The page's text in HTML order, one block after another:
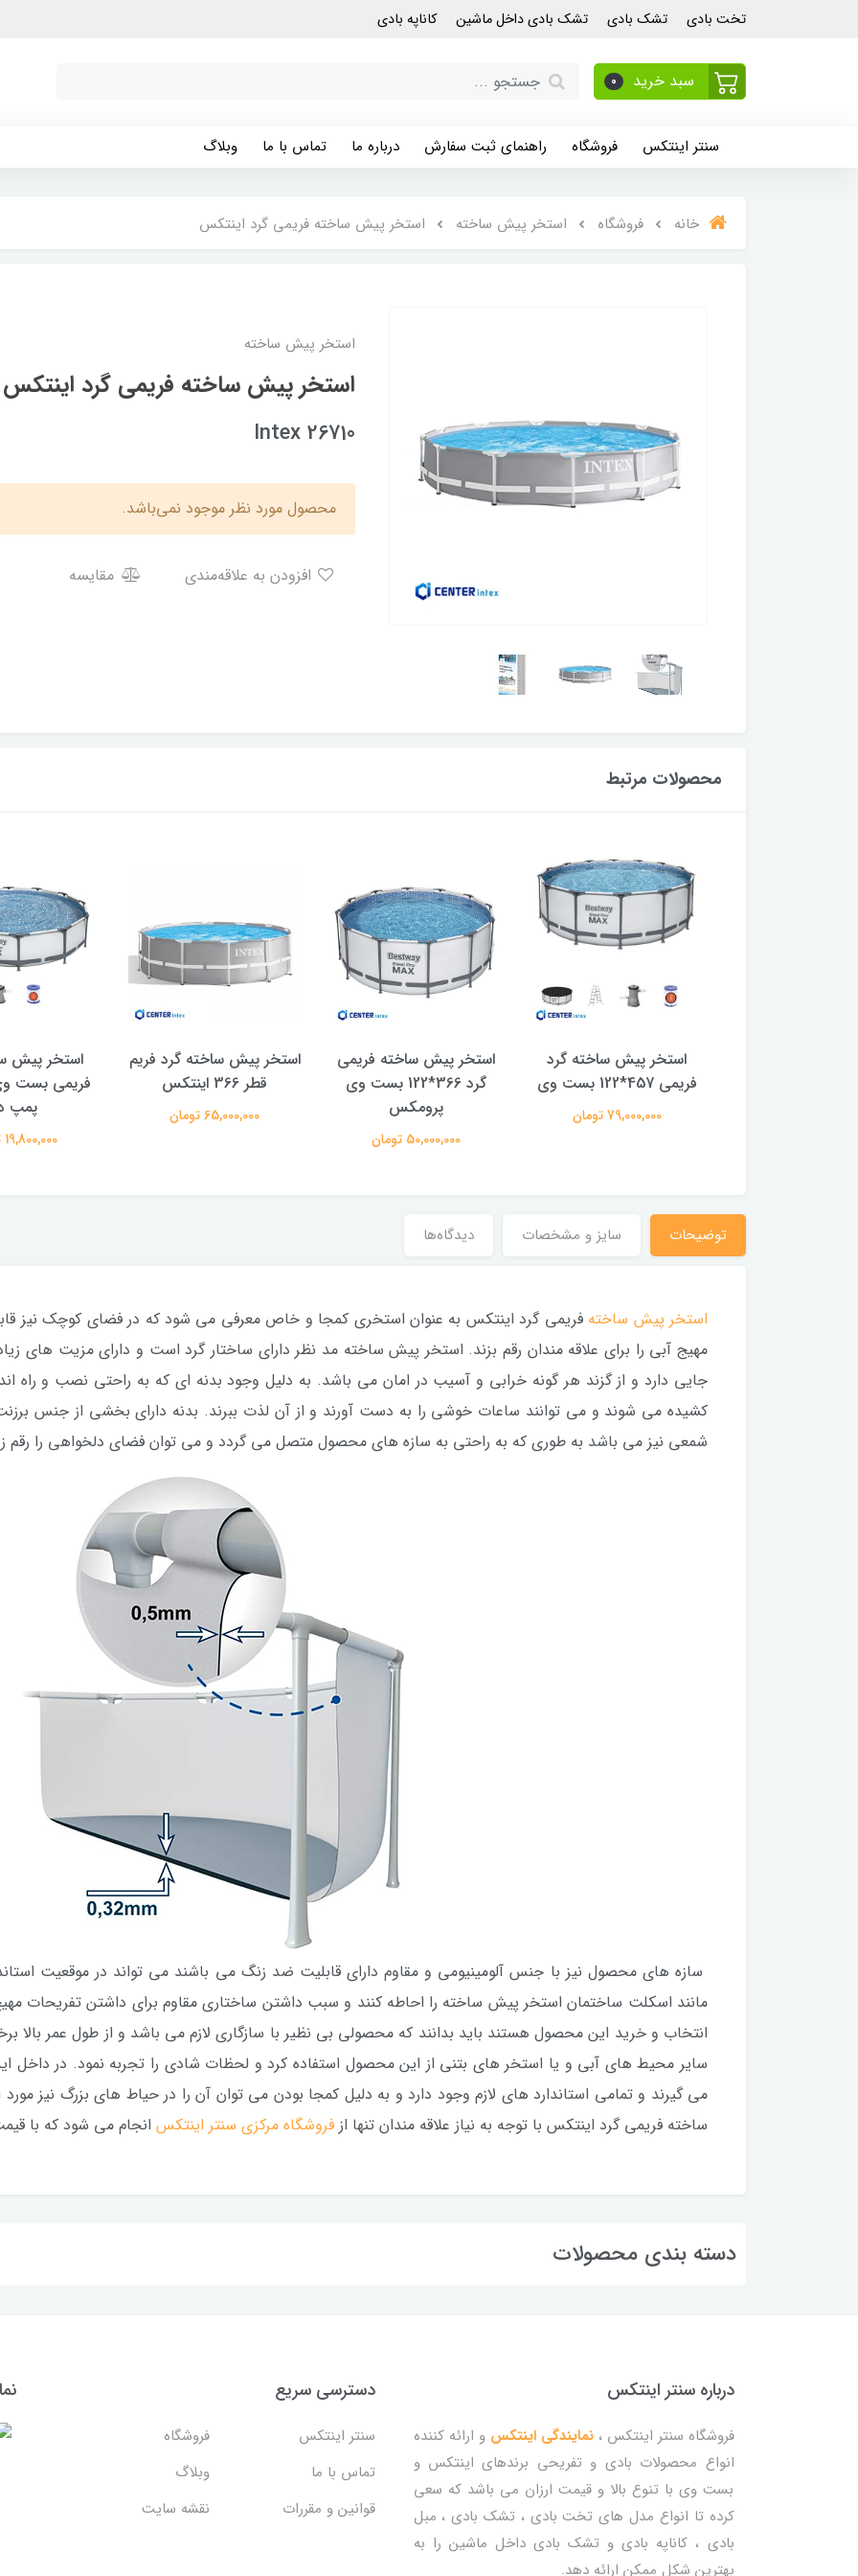
تخت بادی تشک بادی تشک بادی داخل ماشین کاناپه بادی
سبد خرید 0
سنتر اینتکس فروشگاه راهنمای ثبت سفارش درباره ما تماس با ما وبلاگ
خانه فروشگاه استخر پیش ساخته استخر پیش ساخته فریمی گرد اینتکس
استخر پیش ساخته
استخر پیش ساخته فریمی گرد اینتکس
Intex 26710
محصول مورد نظر موجود نمی‌باشد.
مقایسه
محصولات مرتبط
استخر پیش ساخته گرد
فریمی 457*122 بست وی
79,000,000 تومان
استخر پیش ساخته فریمی
گرد 366*122 بست وی
پرومکس
50,000,000 تومان
استخر پیش ساخته گرد فریم
قطر 366 اینتکس
65,000,000 تومان
استخر پیش
پمپ
19,800,000 تومان
توضیحات سایز و مشخصات دیدگاه‌ها
استخر پیش ساخته فریمی گرد اینتکس به عنوان استخری کمجا و خاص معرفی می شود که در فضای کوچک نیز
مهیج آبی را برای علاقه مندان رقم بزند. استخر پیش ساخته مد نظر دارای ساختار گرد است و دارای مزیت های
جایی دارد و از گزند هر گونه خرابی و آسیب در امان می باشد. به دلیل وجود بدنه ای که به راحتی نصب و راه
کشیده می شوند و می توانند ساعات خوشی را به دست آورند و از آن لذت ببرند. بدنه دارای بخشی از جنس برزنت
شمعی نیز می باشد به طوری که به راحتی به سازه های محصول متصل می گردد و می توان فضای دلخواهی را رقم
سازه های محصول نیز با جنس آلومینیومی و مقاوم دارای قابلیت ضد زنگ می باشند می تواند در موقعیت
مانند اسکلت ساختمان استخر پیش ساخته را احاطه کنند و سبب داشتن ساختاری مقاوم برای داشتن تفریحات
انتخاب و خرید این محصول هستند باید بدانند که محصولی بی نظیر با سازگاری لازم می باشد و از طول عمر بالا
سایر محیط های آبی و یا استخر های بتنی از این محصول استفاده کرد و لحظات شادی را تجربه نمود. در داخل
می گیرند و تمامی استاندارد های لازم وجود دارد و به دلیل کمجا بودن می توان آن را در حیاط های بزرگ نیز
ساخته فریمی گرد اینتکس با توجه به نیاز علاقه مندان تنها از فروشگاه مرکزی سنتر اینتکس انجام می شود که با
دسته بندی محصولات
درباره سنتر اینتکس
فروشگاه سنتر اینتکس ،نمایندگی اینتکس و ارائه کننده
انواع محصولات بادی و تفریحی برندهای اینتکس و
بست وی با تنوع بالا و قیمت ارزان می باشد که سعی
کرده تا انواع مدل های تخت بادی ، تشک بادی ، مبل
بادی ، کاناپه بادی و تشک بادی داخل ماشین را به
بهترین شکل ممکن ارائه دهد.
دسترسی سریع
سنتر اینتکس
فروشگاه
تماس با ما
وبلاگ
قوانین و مقررات
نقشه سایت